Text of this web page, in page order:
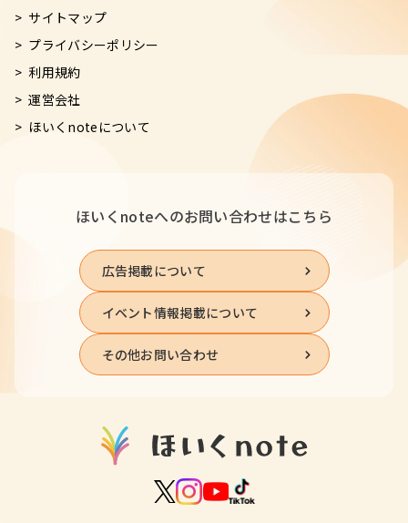
サイトマップ
プライバシーポリシー
利用規約
運営会社
ほいくnoteについて
ほいくnoteへのお問い合わせはこちら
広告掲載について
イベント情報掲載について
その他お問い合わせ